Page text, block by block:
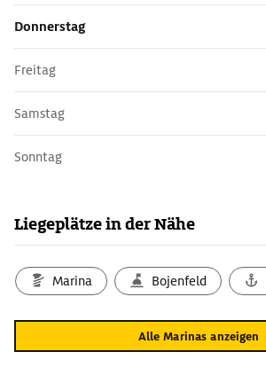
Donnerstag
Freitag
Samstag
Sonntag
Liegeplätze in der Nähe
Marina Bojenfeld
Alle Marinas anzeigen